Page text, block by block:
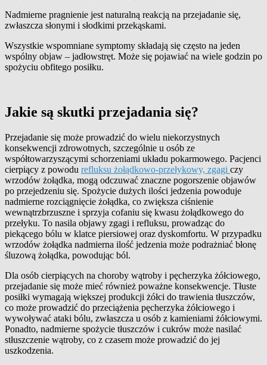
Nadmierne pragnienie jest naturalną reakcją na przejadanie się,
zwłaszcza słonymi i słodkimi przekąskami.
Wszystkie wspomniane symptomy składają się często na jeden
wspólny objaw – jadłowstręt. Może się pojawiać na wiele godzin po
spożyciu obfitego posiłku.
Jakie są skutki przejadania się?
Przejadanie się może prowadzić do wielu niekorzystnych
konsekwencji zdrowotnych, szczególnie u osób ze
współtowarzyszącymi schorzeniami układu pokarmowego. Pacjenci
cierpiący z powodu refluksu żołądkowo-przełykowy, zgagi czy
wrzodów żołądka, mogą odczuwać znaczne pogorszenie objawów
po przejedzeniu się. Spożycie dużych ilości jedzenia powoduje
nadmierne rozciągnięcie żołądka, co zwiększa ciśnienie
wewnątrzbrzuszne i sprzyja cofaniu się kwasu żołądkowego do
przełyku. To nasila objawy zgagi i refluksu, prowadząc do
piekącego bólu w klatce piersiowej oraz dyskomfortu. W przypadku
wrzodów żołądka nadmierna ilość jedzenia może podrażniać błonę
śluzową żołądka, powodując ból.
Dla osób cierpiących na choroby wątroby i pęcherzyka żółciowego,
przejadanie się może mieć również poważne konsekwencje. Tłuste
posiłki wymagają większej produkcji żółci do trawienia tłuszczów,
co może prowadzić do przeciążenia pęcherzyka żółciowego i
wywoływać ataki bólu, zwłaszcza u osób z kamieniami żółciowymi.
Ponadto, nadmierne spożycie tłuszczów i cukrów może nasilać
stłuszczenie wątroby, co z czasem może prowadzić do jej
uszkodzenia.